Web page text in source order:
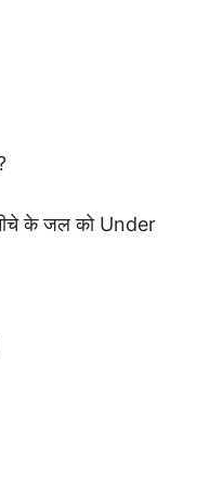
के जल को Under